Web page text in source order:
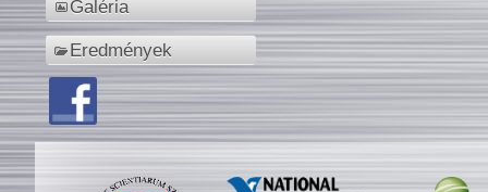
Galéria
Eredmények